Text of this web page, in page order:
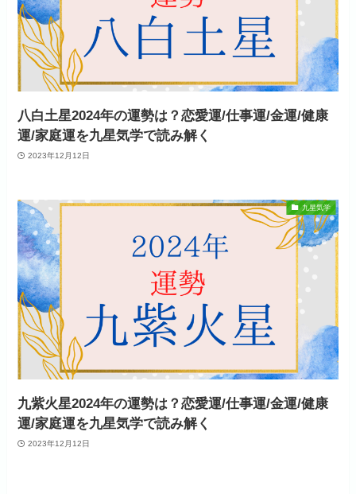
八白土星2024年の運勢は？恋愛運/仕事運/金運/健康
運/家庭運を九星気学で読み解く
2023年12月12日
九星気学
九紫火星2024年の運勢は？恋愛運/仕事運/金運/健康
運/家庭運を九星気学で読み解く
2023年12月12日